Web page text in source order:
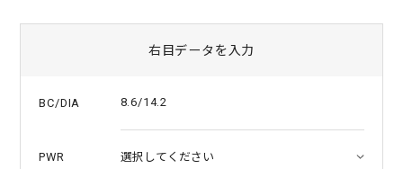
右目データを入力
BC/DIA 8.6/14.2
PWR